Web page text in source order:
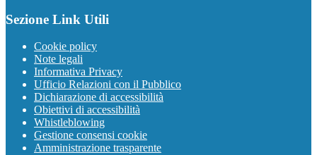
Sezione Link Utili
Cookie policy
Note legali
Informativa Privacy
Ufficio Relazioni con il Pubblico
Dichiarazione di accessibilità
Obiettivi di accessibilità
Whistleblowing
Gestione consensi cookie
Amministrazione trasparente